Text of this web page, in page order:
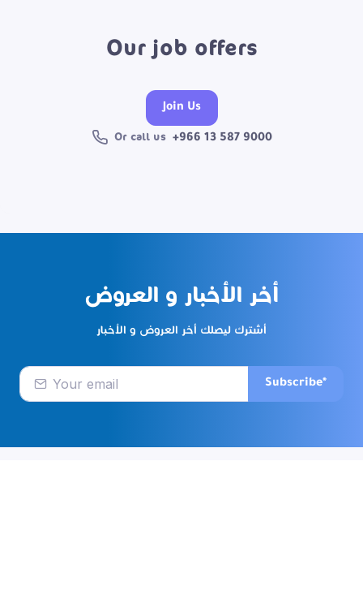
Our job offers
Join Us
Or call us +966 13 587 9000
أخر الأخبار و العروض
أشترك ليصلك أخر العروض و الأخبار
Subscribe*